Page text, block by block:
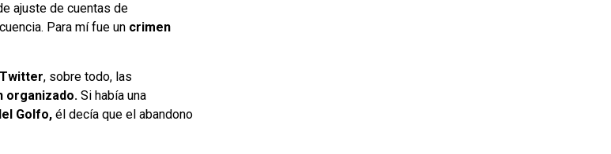
ajuste de cuentas de
Para mí fue un crimen
Twitter, sobre todo, las
organizado. Si había una
Golfo, él decía que el abandono